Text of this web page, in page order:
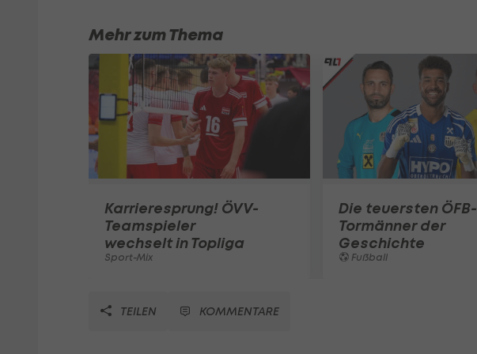
Mehr zum Thema
Karrieresprung! ÖVV-
Teamspieler
wechselt in Topliga
Sport-Mix
Die teuersten ÖFB-
Tormänner der
Geschichte
Fußball
TEILEN KOMMENTARE